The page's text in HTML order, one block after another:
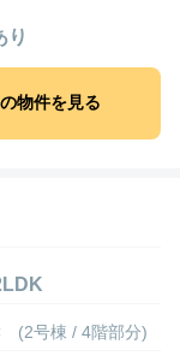
り
物件を見る
(2号棟 / 4階部分)